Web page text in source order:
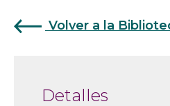
Volver a la
Detalles